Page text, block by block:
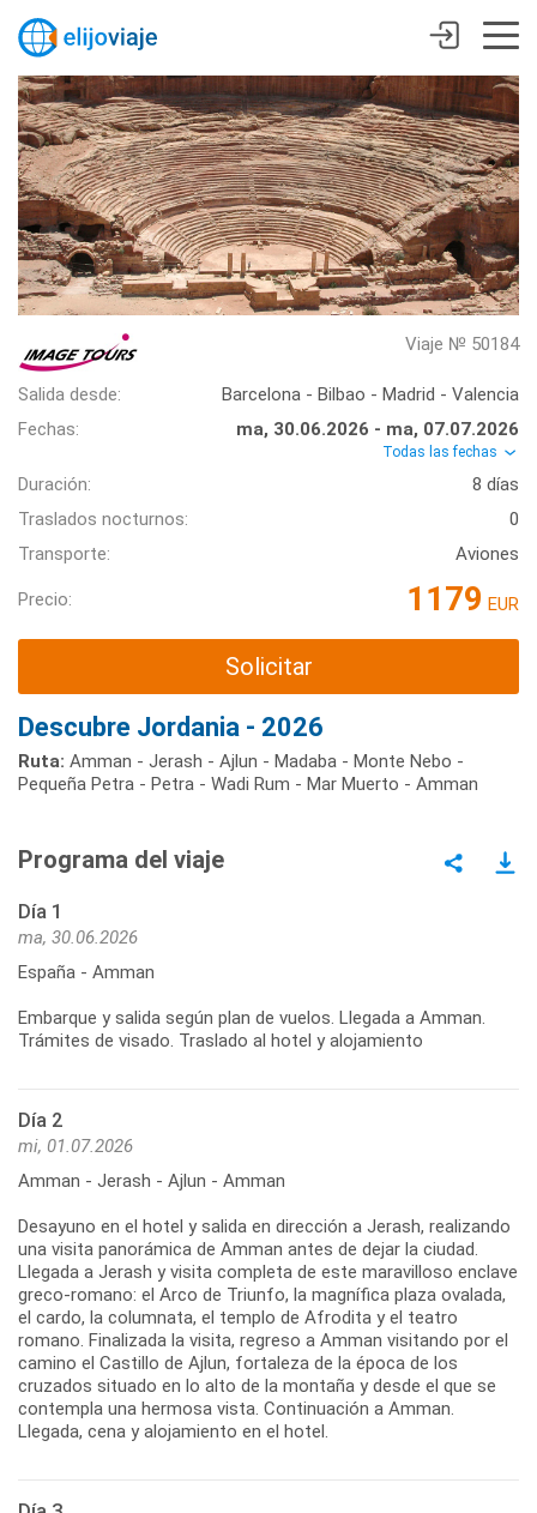
Viaje № 50184
Salida desde:
Barcelona - Bilbao - Madrid - Valencia
Fechas:
ma, 30.06.2026 - ma, 07.07.2026
Todas las fechas
Duración:
8 días
Traslados nocturnos:
0
Transporte:
Aviones
Precio: 1179 EUR
Solicitar
Descubre Jordania - 2026
Ruta: Amman - Jerash - Ajlun - Madaba - Monte Nebo -
Pequeña Petra - Petra - Wadi Rum - Mar Muerto - Amman
Programa del viaje
Día 1
ma, 30.06.2026
España - Amman
Embarque y salida según plan de vuelos. Llegada a Amman.
Trámites de visado. Traslado al hotel y alojamiento
Día 2
mi, 01.07.2026
Amman - Jerash - Ajlun - Amman
Desayuno en el hotel y salida en dirección a Jerash, realizando
una visita panorámica de Amman antes de dejar la ciudad.
Llegada a Jerash y visita completa de este maravilloso enclave
greco-romano: el Arco de Triunfo, la magnífica plaza ovalada,
el cardo, la columnata, el templo de Afrodita y el teatro
romano. Finalizada la visita, regreso a Amman visitando por el
camino el Castillo de Ajlun, fortaleza de la época de los
cruzados situado en lo alto de la montaña y desde el que se
contempla una hermosa vista. Continuación a Amman.
Llegada, cena y alojamiento en el hotel.